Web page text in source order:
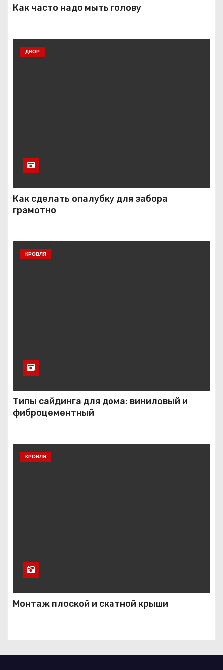
Как часто надо мыть голову
ДВОР
Как сделать опалубку для забора
грамотно
КРОВЛЯ
Типы сайдинга для дома: виниловый и
фиброцементный
КРОВЛЯ
Монтаж плоской и скатной крыши